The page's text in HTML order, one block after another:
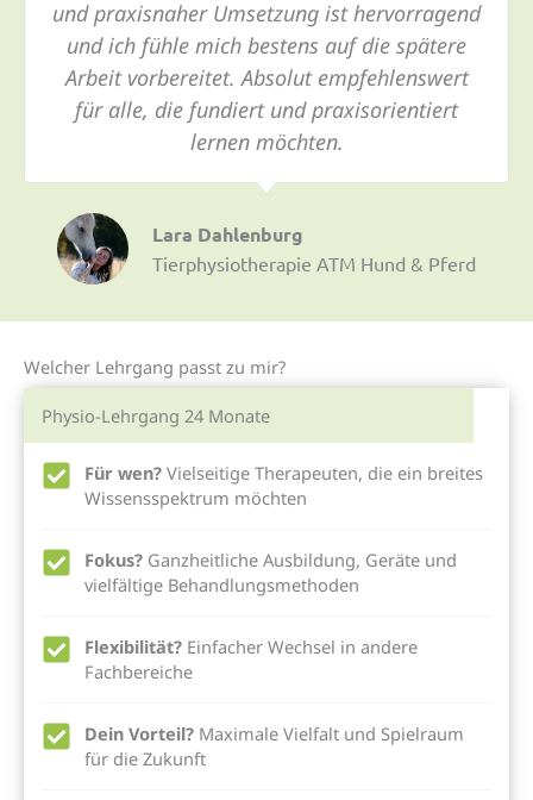
und praxisnaher Umsetzung ist hervorragend
und ich fühle mich bestens auf die spätere
Arbeit vorbereitet. Absolut empfehlenswert
für alle, die fundiert und praxisorientiert
lernen möchten.
Lara Dahlenburg
Tierphysiotherapie ATM Hund & Pferd
Welcher Lehrgang passt zu mir?
Physio-Lehrgang 24 Monate
Für wen? Vielseitige Therapeuten, die ein breites
Wissensspektrum möchten
Fokus? Ganzheitliche Ausbildung, Geräte und
vielfältige Behandlungsmethoden
Flexibilität? Einfacher Wechsel in andere
Fachbereiche
Dein Vorteil? Maximale Vielfalt und Spielraum
für die Zukunft